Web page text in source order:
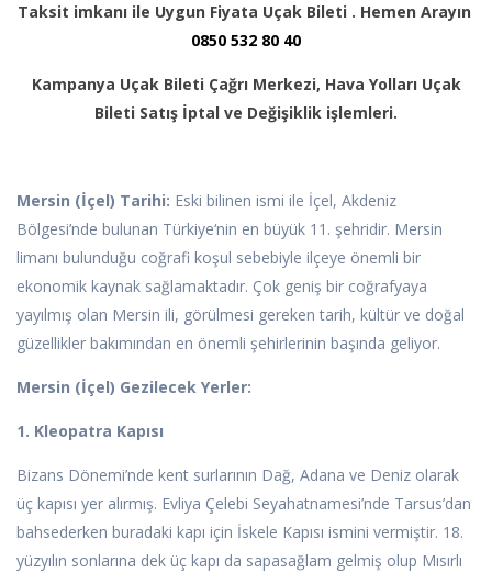
Taksit imkanı ile Uygun Fiyata Uçak Bileti . Hemen Arayın
0850 532 80 40
Kampanya Uçak Bileti Çağrı Merkezi, Hava Yolları Uçak
Bileti Satış İptal ve Değişiklik işlemleri.
Mersin (İçel) Tarihi: Eski bilinen ismi ile İçel, Akdeniz
Bölgesi’nde bulunan Türkiye‘nin en büyük 11. şehridir. Mersin
limanı bulunduğu coğrafi koşul sebebiyle ilçeye önemli bir
ekonomik kaynak sağlamaktadır. Çok geniş bir coğrafyaya
yayılmış olan Mersin ili, görülmesi gereken tarih, kültür ve doğal
güzellikler bakımından en önemli şehirlerinin başında geliyor.
Mersin (İçel) Gezilecek Yerler:
1. Kleopatra Kapısı
Bizans Dönemi’nde kent surlarının Dağ, Adana ve Deniz olarak
üç kapısı yer alırmış. Evliya Çelebi Seyahatnamesi’nde Tarsus’dan
bahsederken buradaki kapı için İskele Kapısı ismini vermiştir. 18.
yüzyılın sonlarına dek üç kapı da sapasağlam gelmiş olup Mısırlı